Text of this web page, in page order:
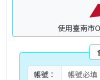
使用臺南市
帳號：